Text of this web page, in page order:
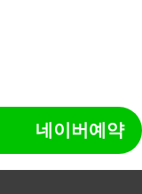
네이버예약